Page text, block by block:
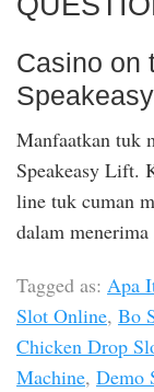
Casino on
Manfaatkan tuk
Speakeasy Lift.
line tuk cuman
dalam
Tagged as: Apa
Slot Online, Bo
Chicken Drop
Machine, Demo